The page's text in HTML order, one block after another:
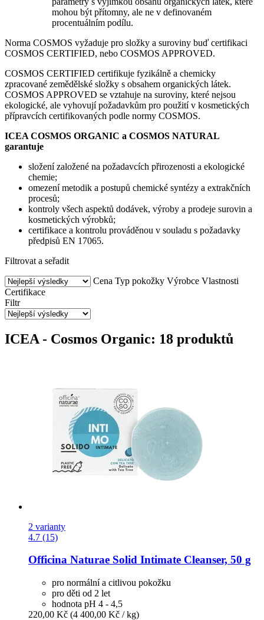
mohou být přítomny, ale ne v definovaném
procentuálním podílu.
Norma COSMOS vyžaduje pro složky a suroviny buď certifikaci
COSMOS CERTIFIED, nebo COSMOS APPROVED.
COSMOS CERTIFIED certifikuje fyzikálně a chemicky
zpracované zemědělské složky s obsahem organických látek.
COSMOS APPROVED se vztahuje na suroviny, které nejsou
ekologické, ale vyhovují požadavkům pro použití v kosmetických
přípravcích certifikovaných podle normy COSMOS.
ICEA COSMOS ORGANIC a COSMOS NATURAL
garantuje
složení založené na požadavcích přirozenosti a ekologické
chemie;
omezení metodik a postupů chemické syntézy a extrakčních
procesů;
kontroly všech aspektů dodávek, výroby a prodeje surovin a
kosmetických výrobků;
certifikace a kontrolu prováděnou v souladu s požadavky
předpisů EN 17065.
Filtrovat a seřadit
Cena Typ pokožky Výrobce Vlastnosti
Certifikace
Filtr
ICEA - Cosmos Organic: 18 produktů
2 varianty
4.7 (15)
Officina Naturae Solid Intimate Cleanser, 50 g
pro normální a citlivou pokožku
pro děti od 2 let
hodnota pH 4 - 4,5
220,00 Kč (4 400,00 Kč / kg)